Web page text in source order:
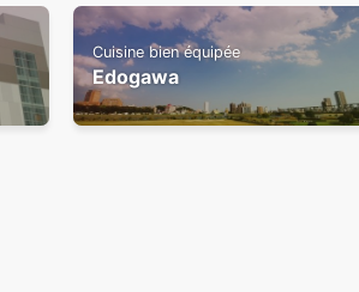
Cuisine bien équipée
Edogawa